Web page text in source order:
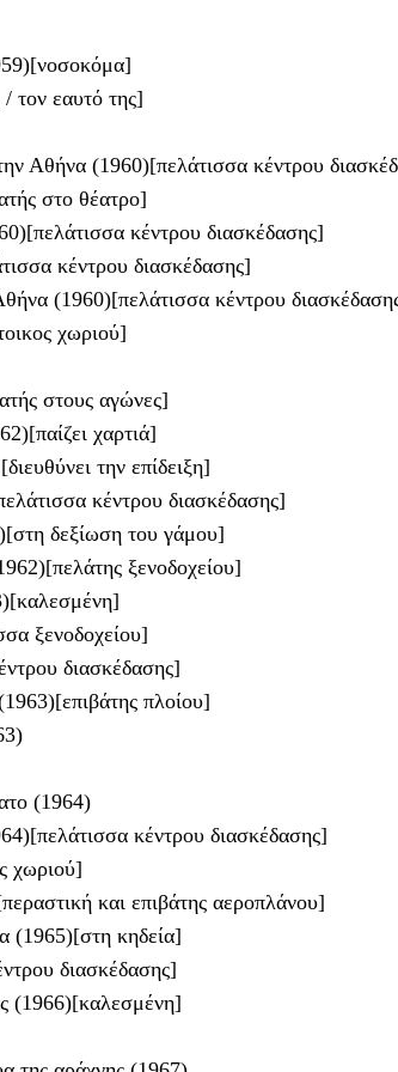
τον εαυτό της]
Αθήνα (1960)[πελάτισσα κέντρου
στο θέατρο]
κέντρου διασκέδασης]
κέντρου διασκέδασης]
(1960)[πελάτισσα κέντρου
χωριού]
στους αγώνες]
χαρτιά]
την επίδειξη]
κέντρου διασκέδασης]
δεξίωση του γάμου]
ξενοδοχείου]
ξενοδοχείου]
διασκέδασης]
πλοίου]
(1964)
κέντρου διασκέδασης]
χωριού]
και επιβάτης αεροπλάνου]
(1965)[στη κηδεία]
διασκέδασης]
(1966)[καλεσμένη]